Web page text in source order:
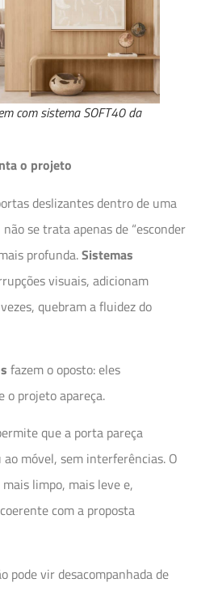
com sistema SOFT40 da
o projeto
deslizantes dentro de uma
se trata apenas de “esconder
profunda.Sistemas
visuais, adicionam
quebram a fluidez do
fazem o oposto: eles
o projeto apareça.
que a porta pareça
móvel, sem interferências. O
limpo, mais leve e,
com a proposta
pode vir desacompanhada de